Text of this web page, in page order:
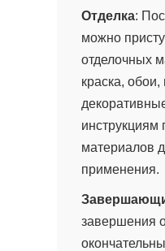
Отделка:
можно
отделочных
краска, обои,
инструкциям
материалов
применения.
завершения